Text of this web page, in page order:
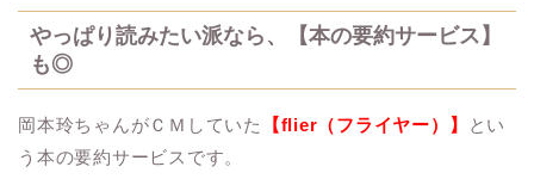
やっぱり読みたい派なら、【本の要約サービス】
も◎
岡本玲ちゃんがＣＭしていた 【flier（フライヤー）】
とい
う本の要約サービスです。